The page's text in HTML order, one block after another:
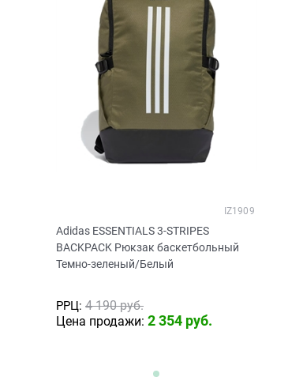
Adidas ESSENTIALS 3-STRIPES
BACKPACK Рюкзак баскетбольный
Темно-зеленый/Белый
IZ1909
РРЦ: 4 190 руб.
Цена продажи: 2 354 руб.